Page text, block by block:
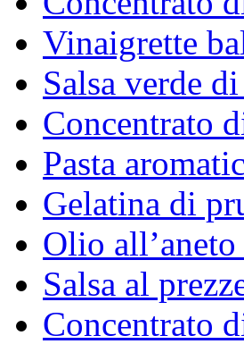
Vinaigrette
Salsa verde
Concentrato
Pasta
Gelatina di
Olio
Salsa al
Concentrato